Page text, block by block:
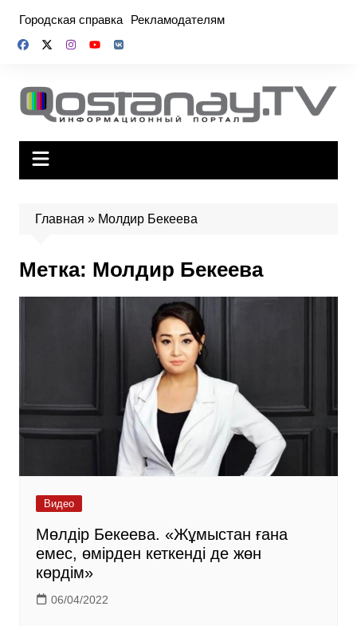
содержимому
Городская справка Рекламодателям
Главная » Молдир Бекеева
Метка: Молдир Бекеева
Видео
Мөлдір Бекеева. «Жұмыстан ғана
емес, өмірден кеткенді де жөн
көрдім»
06/04/2022